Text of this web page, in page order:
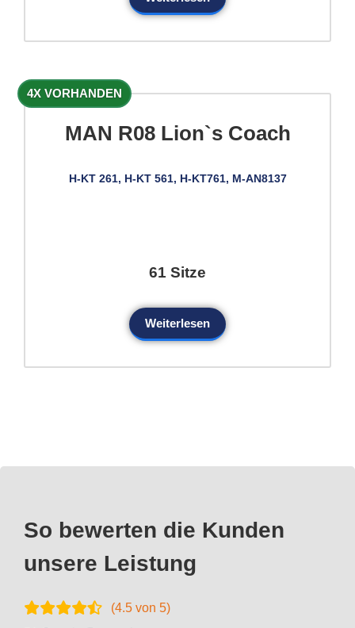
4X VORHANDEN
MAN R08 Lion`s Coach
H-KT 261, H-KT 561, H-KT761, M-AN8137
61 Sitze
Weiterlesen
So bewerten die Kunden
unsere Leistung
(4.5 von 5)